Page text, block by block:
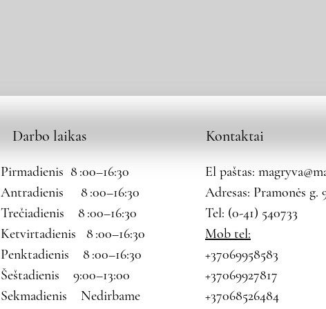
Darbo laikas
Pirmadienis 8 :00–16:30
Antradienis 8 :00–16:30
Trečiadienis 8 :00–16:30
Ketvirtadienis 8 :00–16:30
Penktadienis 8 :00–16:30
Šeštadienis 9:00–13:00
Sekmadienis Nedirbame
Kontaktai
El paštas:
Adresas: Pramonės g.
Tel: (0-41) 540733
Mob tel:
+37069958583
+37069927817
+37068526484